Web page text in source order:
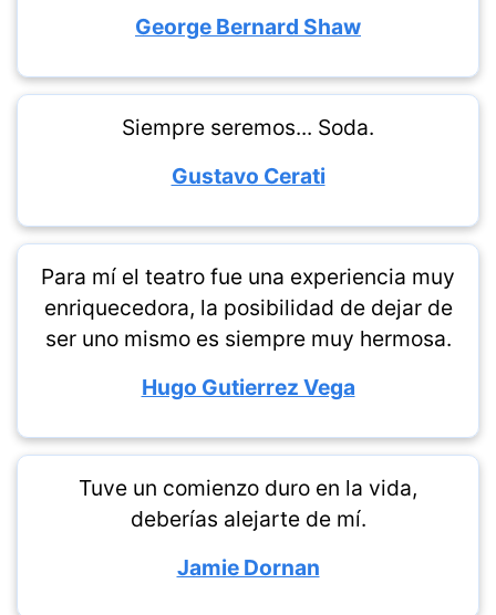
George Bernard Shaw
Siempre seremos... Soda.
Gustavo Cerati
Para mí el teatro fue una experiencia muy
enriquecedora, la posibilidad de dejar de
ser uno mismo es siempre muy hermosa.
Hugo Gutierrez Vega
Tuve un comienzo duro en la vida,
deberías alejarte de mí.
Jamie Dornan